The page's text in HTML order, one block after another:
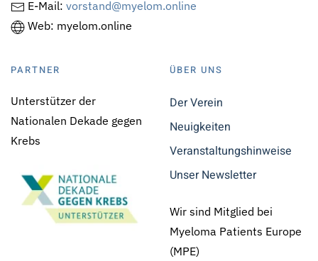
E-Mail: vorstand@myelom.online
Web: myelom.online
PARTNER
Unterstützer der
Nationalen Dekade gegen
Krebs
ÜBER UNS
Der Verein
Neuigkeiten
Veranstaltungshinweise
Unser Newsletter
Wir sind Mitglied bei
Myeloma Patients Europe
(MPE)